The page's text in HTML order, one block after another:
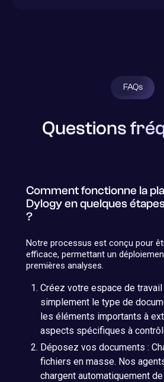
FAQs
Questions
Comment fonctionne la
Dylogy en quelques
?
Notre processus est conçu pour
efficace, permettant un
premières analyses.
Créez votre espace de
simplement le type de
les éléments importants à
aspects spécifiques à
Déposez vos documents :
fichiers en masse. Nos
chargent automatiquement